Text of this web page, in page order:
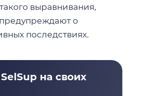
выравнивания,
о
последствиях.